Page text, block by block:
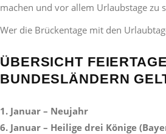
machen und vor allem Urlaubstage zu
Wer die Brückentage mit den
ÜBERSICHT
BUNDESLÄNDERN
1. Januar – Neujahr
6. Januar – Heilige drei Könige